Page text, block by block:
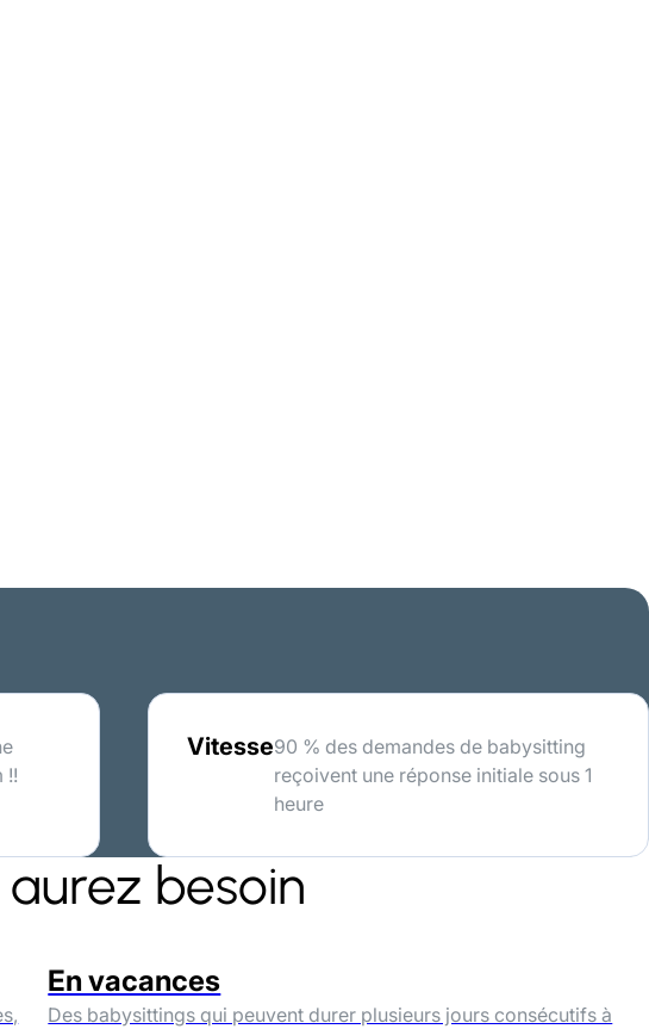
!!
Vitesse90 % des demandes de babysitting
reçoivent une réponse initiale sous 1
heure
besoin
En vacances
Des babysittings qui peuvent durer plusieurs jours consécutifs à